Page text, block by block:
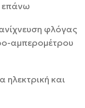
επάνω
φλόγας
αμπερομέτρου
ηλεκτρική και